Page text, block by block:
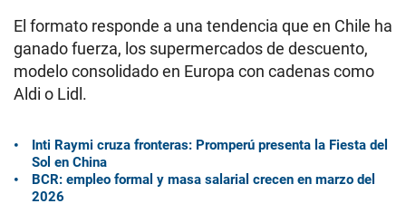
El formato responde a una tendencia que en Chile ha
ganado fuerza, los supermercados de descuento,
modelo consolidado en Europa con cadenas como
Aldi o Lidl.
Inti Raymi cruza fronteras: Promperú presenta la Fiesta del
Sol en China
BCR: empleo formal y masa salarial crecen en marzo del
2026